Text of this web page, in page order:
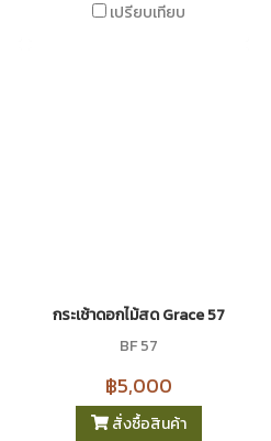
เปรียบเทียบ
กระเช้าดอกไม้สด Grace 57
BF 57
฿5,000
สั่งซื้อสินค้า